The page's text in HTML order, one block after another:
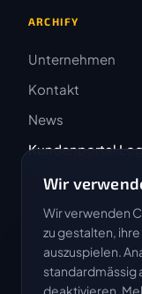
ARCHIFY
Unternehmen
Kontakt
News
Kundenportal
Wir
Wir verwenden
zu gestalten,
auszuspielen.
standardmässig
deaktivieren.